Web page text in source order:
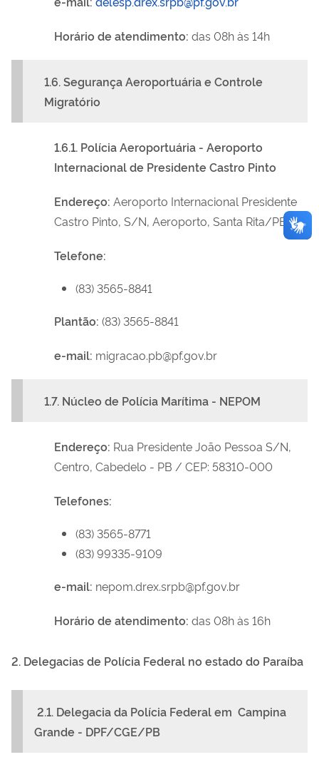
Horário de atendimento: das 08h às 14h
1.6.Segurança Aeroportuária e Controle
Migratório
1.6.1. Polícia Aeroportuária - Aeroporto
Internacional de Presidente Castro Pinto
Endereço: Aeroporto Internacional Presidente
Castro Pinto, S/N, Aeroporto, Santa Rita/PBC
Telefone:
(83) 3565-8841
Plantão: (83) 3565-8841
e-mail: migracao.pb@pf.gov.br
1.7. Núcleo de Polícia Marítima - NEPOM
Endereço: Rua Presidente João Pessoa S/N,
Centro, Cabedelo - PB / CEP: 58310-000
Telefones:
(83) 3565-8771
(83) 99335-9109
e-mail: nepom.drex.srpb@pf.gov.br
Horário de atendimento: das 08h às 16h
2. Delegacias de Polícia Federal no estado do Paraíba
2.1. Delegacia da Polícia Federal em Campina
Grande - DPF/CGE/PB